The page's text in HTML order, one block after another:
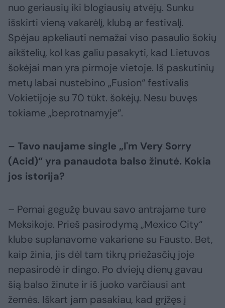
nuo geriausių iki blogiausių atvėjų. Sunku
išskirti vieną vakarėlį, klubą ar festivalį.
Spėjau apkeliauti nemažai viso pasaulio šokių
aikštelių, kol kas galiu pasakyti, kad Lietuvos
šokėjai man yra pirmoje vietoje. Iš paskutinių
metų labai nustebino „Fusion“ festivalis
Vokietijoje su 70 tūkt. šokėjų. Nesu buvęs
tokiame „beprotnamyje“.
– Tavo naujame single „I'm Very Sorry
(Acid)“ yra panaudota balso žinutė. Kokia
jos istorija?
– Pernai gegužę buvau savo antrajame ture
Meksikoje. Prieš pasirodymą „Mexico City“
klube suplanavome vakariene su Fausto. Bet,
kaip žinia, jis dėl tam tikrų priežasčių joje
nepasirodė ir dingo. Po dviejų dienų gavau
šią balso žinute ir iš juoko varčiausi ant
žemės. Iškart jam pasakiau, kad grįžęs į